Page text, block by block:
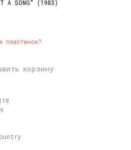
A SONG" (1983)
пластинок?
корзину